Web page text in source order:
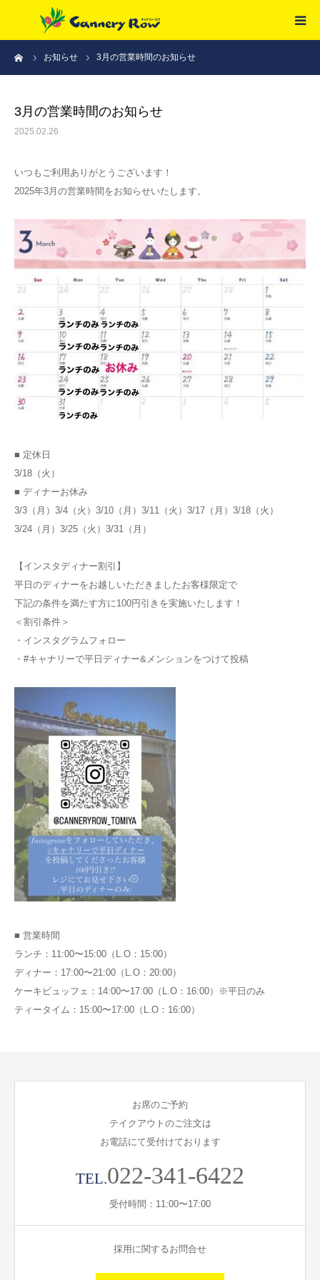
お知らせ 3月の営業時間のお知らせ
3月の営業時間のお知らせ
2025.02.26
いつもご利用ありがとうございます！
2025年3月の営業時間をお知らせいたします。
■ 定休日
3/18（火）
■ ディナーお休み
3/3（月）3/4（火）3/10（月）3/11（火）3/17（月）3/18（火）
3/24（月）3/25（火）3/31（月）
【インスタディナー割引】
平日のディナーをお越しいただきましたお客様限定で
下記の条件を満たす方に100円引きを実施いたします！
＜割引条件＞
・インスタグラムフォロー
・#キャナリーで平日ディナー&メンションをつけて投稿
■ 営業時間
ランチ：11:00〜15:00（L.O：15:00）
ディナー：17:00〜21:00（L.O：20:00）
ケーキビュッフェ：14:00〜17:00（L.O：16:00）※平日のみ
ティータイム：15:00〜17:00（L.O：16:00）
お席のご予約
テイクアウトのご注文は
お電話にて受付けております
TEL.022-341-6422
受付時間：11:00〜17:00
採用に関するお問合せ
HOME
採用情報